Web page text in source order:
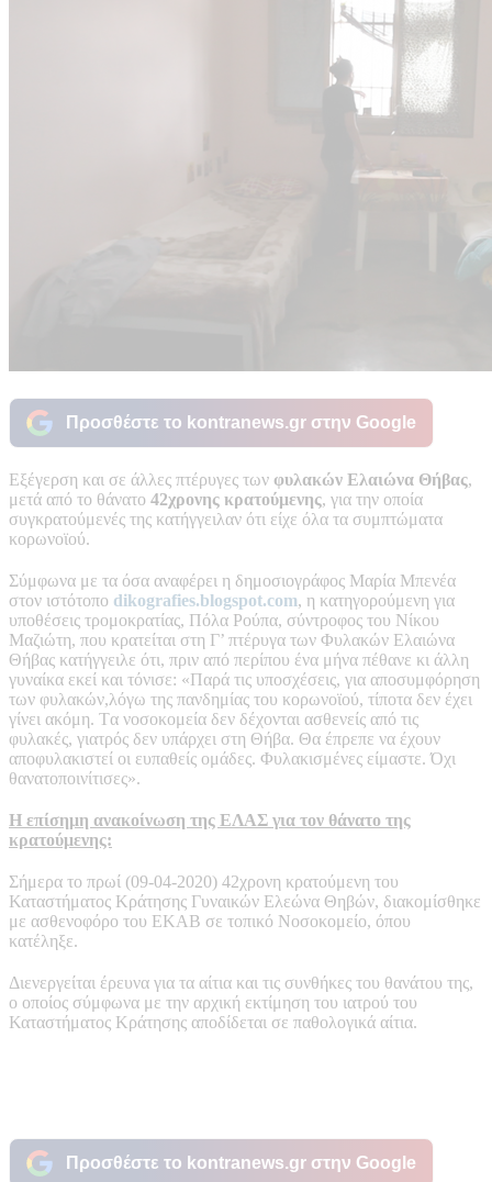
Προσθέστε το kontranews.gr στην Google
Εξέγερση και σε άλλες πτέρυγες των φυλακών Ελαιώνα Θήβας,
μετά από το θάνατο 42χρονης κρατούμενης, για την οποία
συγκρατούμενές της κατήγγειλαν ότι είχε όλα τα συμπτώματα
κορωνοϊού.
Σύμφωνα με τα όσα αναφέρει η δημοσιογράφος Μαρία Μπενέα
στον ιστότοπο dikografies.blogspot.com, η κατηγορούμενη για
υποθέσεις τρομοκρατίας, Πόλα Ρούπα, σύντροφος του Νίκου
Μαζιώτη, που κρατείται στη Γ’ πτέρυγα των Φυλακών Ελαιώνα
Θήβας κατήγγειλε ότι, πριν από περίπου ένα μήνα πέθανε κι άλλη
γυναίκα εκεί και τόνισε: «Παρά τις υποσχέσεις, για αποσυμφόρηση
των φυλακών,λόγω της πανδημίας του κορωνοϊού, τίποτα δεν έχει
γίνει ακόμη. Tα νοσοκομεία δεν δέχονται ασθενείς από τις
φυλακές, γιατρός δεν υπάρχει στη Θήβα. Θα έπρεπε να έχουν
αποφυλακιστεί οι ευπαθείς ομάδες. Φυλακισμένες είμαστε. Όχι
θανατοποινίτισες».
Η επίσημη ανακοίνωση της ΕΛΑΣ για τον θάνατο της
κρατούμενης:
Σήμερα το πρωί (09-04-2020) 42χρονη κρατούμενη του
Καταστήματος Κράτησης Γυναικών Ελεώνα Θηβών, διακομίσθηκε
με ασθενοφόρο του ΕΚΑΒ σε τοπικό Νοσοκομείο, όπου
κατέληξε.
Διενεργείται έρευνα για τα αίτια και τις συνθήκες του θανάτου της,
ο οποίος σύμφωνα με την αρχική εκτίμηση του ιατρού του
Καταστήματος Κράτησης αποδίδεται σε παθολογικά αίτια.
Προσθέστε το kontranews.gr στην Google